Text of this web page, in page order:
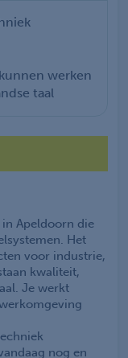
werken
taal
Apeldoorn die
Het
voor industrie,
kwaliteit,
Je werkt
nog en